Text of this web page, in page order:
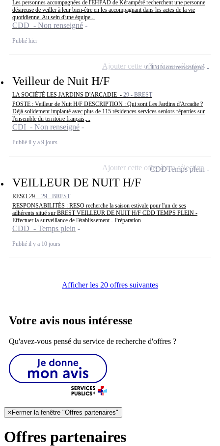
Les personnes accompagnées de l'EHPAD de Kérampéré recherchent une personne
désireuse de veiller à leur bien-être en les accompagnant dans les actes de la vie
quotidienne. Au sein d'une équipe...
CDD - Non renseigné
Publié hier
Veilleur de Nuit H/F
LA SOCIÉTÉ LES JARDINS D'ARCADIE - 29 - BREST
POSTE : Veilleur de Nuit H/F DESCRIPTION : Qui sont Les Jardins d'Arcadie ?
Déjà solidement implanté avec plus de 115 résidences services seniors réparties sur
l'ensemble du territoire français,...
CDI - Non renseigné
Publié il y a 9 jours
CDINon renseigné
Ajouter cette offre à ma sélection
VEILLEUR DE NUIT H/F
RESO 29 - 29 - BREST
RESPONSABILITÉS : RESO recherche la saison estivale pour l'un de ses
adhérents situé sur BREST VEILLEUR DE NUIT H/F CDD TEMPS PLEIN -
Effectuer la surveillance de l'établissement - Préparation...
CDD - Temps plein
Publié il y a 10 jours
CDDTemps plein
Ajouter cette offre à ma sélection
Afficher les 20 offres suivantes
Votre avis nous intéresse
Qu'avez-vous pensé du service de recherche d'offres ?
×Fermer la fenêtre "Offres partenaires"
Offres partenaires